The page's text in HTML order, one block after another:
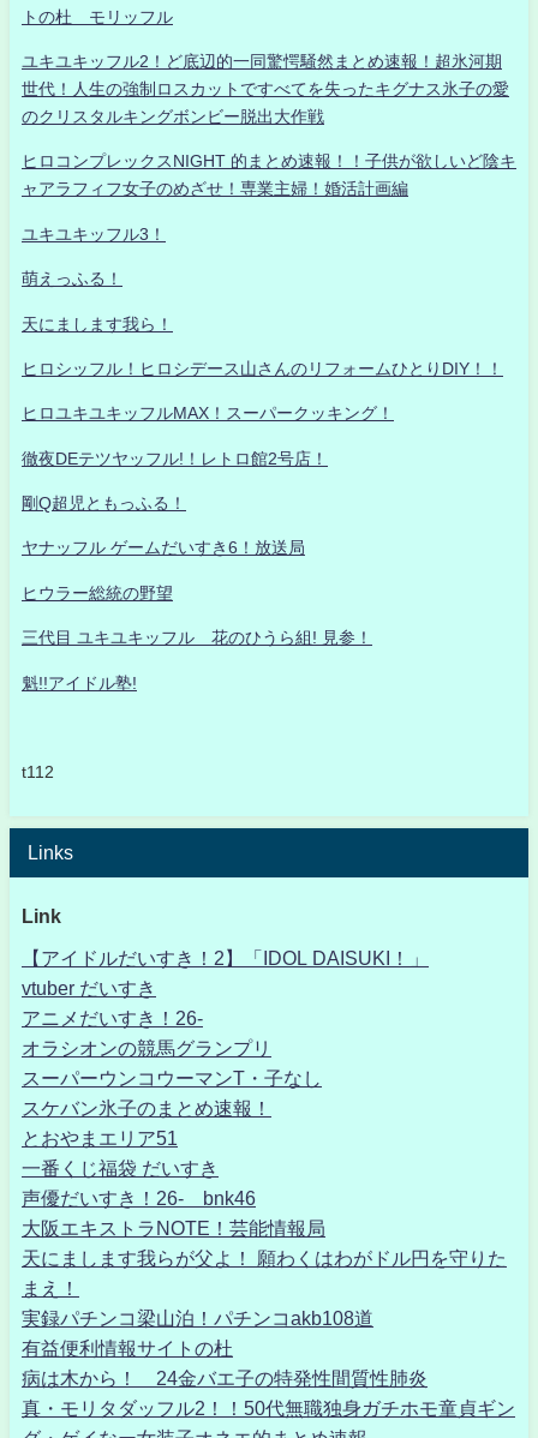
トの杜 モリッフル
ユキユキッフル2！ど底辺的一同驚愕騒然まとめ速報！超氷河期
世代！人生の強制ロスカットですべてを失ったキグナス氷子の愛
のクリスタルキングボンビー脱出大作戦
ヒロコンプレックスNIGHT 的まとめ速報！！子供が欲しいど陰キ
ャアラフィフ女子のめざせ！専業主婦！婚活計画編
ユキユキッフル3！
萌えっふる！
天にまします我ら！
ヒロシッフル！ヒロシデース山さんのリフォームひとりDIY！！
ヒロユキユキッフルMAX！スーパークッキング！
徹夜DEテツヤッフル!！レトロ館2号店！
剛Q超児ともっふる！
ヤナッフル ゲームだいすき6！放送局
ヒウラー総統の野望
三代目 ユキユキッフル 花のひうら組! 見参！
魁!!アイドル塾!
t112
Links
Link
【アイドルだいすき！2】「IDOL DAISUKI！」
vtuber だいすき
アニメだいすき！26-
オラシオンの競馬グランプリ
スーパーウンコウーマンT・子なし
スケバン氷子のまとめ速報！
とおやまエリア51
一番くじ福袋 だいすき
声優だいすき！26- bnk46
大阪エキストラNOTE！芸能情報局
天にまします我らが父よ！ 願わくはわがドル円を守りた
まえ！
実録パチンコ梁山泊！パチンコakb108道
有益便利情報サイトの杜
病は木から！ 24金バエ子の特発性間質性肺炎
真・モリタダッフル2！！50代無職独身ガチホモ童貞ギン